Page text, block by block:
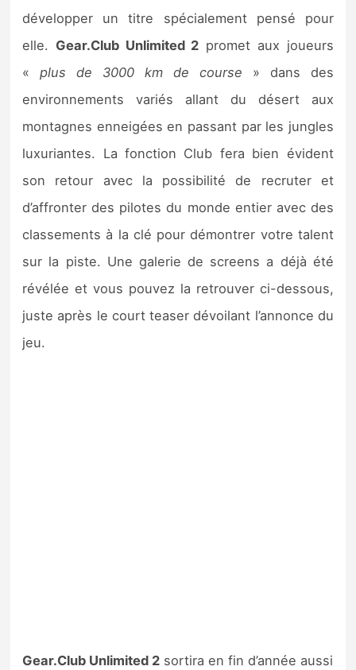
développer un titre spécialement pensé pour
elle. Gear.Club Unlimited 2 promet aux joueurs
«plus de 3000 km de course » dans des
environnements variés allant du désert aux
montagnes enneigées en passant par les jungles
luxuriantes. La fonction Club fera bien évident
son retour avec la possibilité de recruter et
d’affronter des pilotes du monde entier avec des
classements à la clé pour démontrer votre talent
sur la piste. Une galerie de screens a déjà été
révélée et vous pouvez la retrouver ci-dessous,
juste après le court teaser dévoilant l’annonce du
jeu.
Gear.Club Unlimited 2 sortira en fin d’année aussi